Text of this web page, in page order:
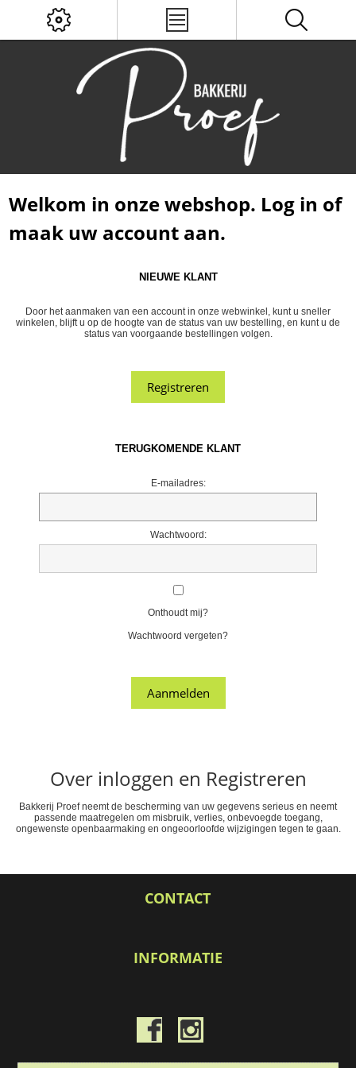
Welkom in onze webshop. Log in of
maak uw account aan.
NIEUWE KLANT
Door het aanmaken van een account in onze webwinkel, kunt u sneller
winkelen, blijft u op de hoogte van de status van uw bestelling, en kunt u de
status van voorgaande bestellingen volgen.
TERUGKOMENDE KLANT
E-mailadres:
Wachtwoord:
Onthoudt mij?
Wachtwoord vergeten?
Over inloggen en Registreren
Bakkerij Proef neemt de bescherming van uw gegevens serieus en neemt
passende maatregelen om misbruik, verlies, onbevoegde toegang,
ongewenste openbaarmaking en ongeoorloofde wijzigingen tegen te gaan.
CONTACT
INFORMATIE